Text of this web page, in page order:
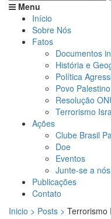
Menu
Início
Sobre Nós
Fatos
Documentos
História e
Política
Povo Palestino
Resolução
Terrorismo
Ações
Clube Brasil
Doe
Eventos
Junte-se a nós
Publicações
Contato
Inicio > Posts > Terrorismo